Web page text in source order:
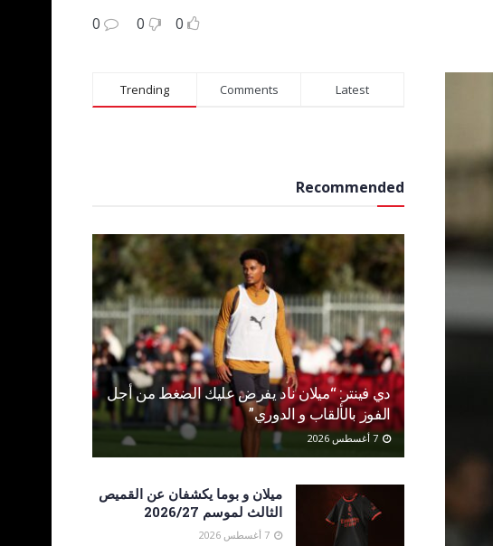
0
0
Trending Comments Latest
Recommended
دي فينتر: “ميلان ناد يفرض عليك الضغط من أجل
الفوز بالألقاب و الدوري”
ميلان و بوما يكشفان عن القميص
الثالث لموسم 2026/27